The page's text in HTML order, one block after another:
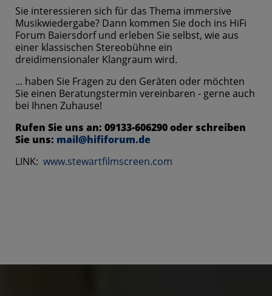
Sie interessieren sich für das Thema immersive
Musikwiedergabe? Dann kommen Sie doch ins HiFi
Forum Baiersdorf und erleben Sie selbst, wie aus
einer klassischen Stereobühne ein
dreidimensionaler Klangraum wird.
... haben Sie Fragen zu den Geräten oder möchten
Sie einen Beratungstermin vereinbaren - gerne auch
bei Ihnen Zuhause!
Rufen Sie uns an: 09133-606290 oder schreiben
Sie uns: mail@hififorum.de
LINK: www.stewartfilmscreen.com